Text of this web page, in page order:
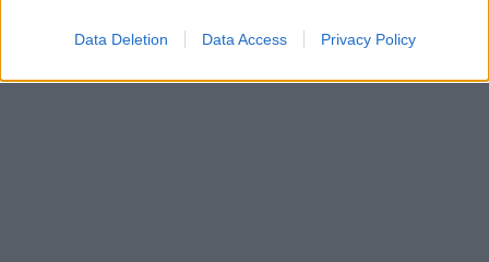
Data Deletion Data Access Privacy Policy